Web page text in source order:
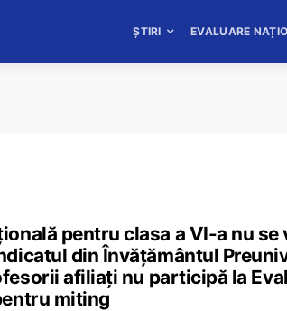
ȘTIRI EVALUARE
pentru clasa a VI-a nu
din Învăţământul
afiliați nu participă la
miting